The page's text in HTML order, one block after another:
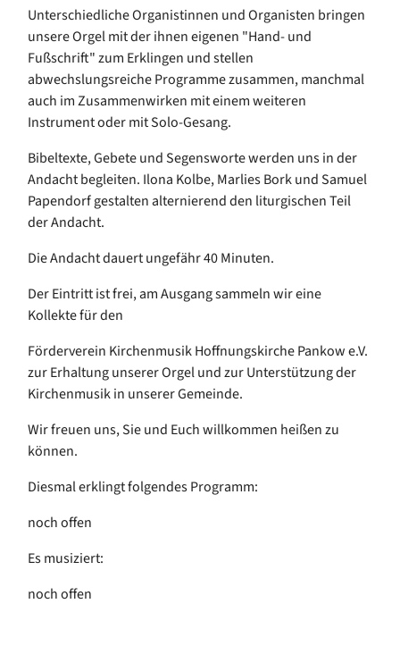
Unterschiedliche Organistinnen und Organisten bringen
unsere Orgel mit der ihnen eigenen "Hand- und
Fußschrift" zum Erklingen und stellen
abwechslungsreiche Programme zusammen, manchmal
auch im Zusammenwirken mit einem weiteren
Instrument oder mit Solo-Gesang.
Bibeltexte, Gebete und Segensworte werden uns in der
Andacht begleiten. Ilona Kolbe, Marlies Bork und Samuel
Papendorf gestalten alternierend den liturgischen Teil
der Andacht.
Die Andacht dauert ungefähr 40 Minuten.
Der Eintritt ist frei, am Ausgang sammeln wir eine
Kollekte für den
Förderverein Kirchenmusik Hoffnungskirche Pankow e.V.
zur Erhaltung unserer Orgel und zur Unterstützung der
Kirchenmusik in unserer Gemeinde.
Wir freuen uns, Sie und Euch willkommen heißen zu
können.
Diesmal erklingt folgendes Programm:
noch offen
Es musiziert:
noch offen